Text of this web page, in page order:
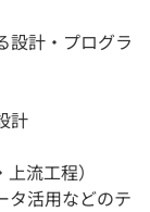
設計・プログラ
計
流工程）
タ活用などのテ